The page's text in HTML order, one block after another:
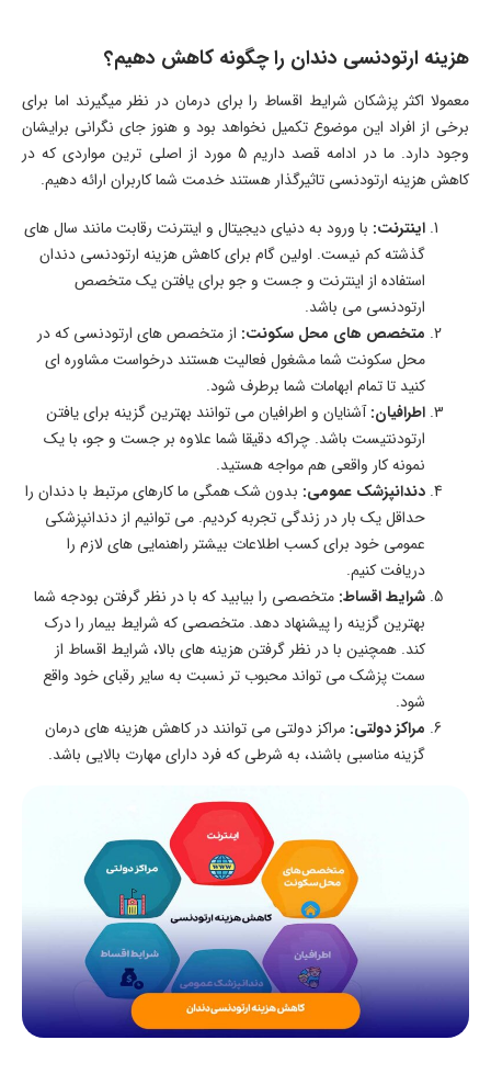
هزینه ارتودنسی دندان را چگونه کاهش دهیم؟
معمولا اکثر پزشکان شرایط اقساط را برای درمان در نظر میگیرند اما برای
برخی از افراد این موضوع تکمیل نخواهد بود و هنوز جای نگرانی برایشان
وجود دارد. ما در ادامه قصد داریم 5 مورد از اصلی ترین مواردی که در
کاهش هزینه ارتودنسی تاثیرگذار هستند خدمت شما کاربران ارائه دهیم.
اینترنت: با ورود به دنیای دیجیتال و اینترنت رقابت مانند سال های
گذشته کم نیست. اولین گام برای کاهش هزینه ارتودنسی دندان
استفاده از اینترنت و جست و جو برای یافتن یک متخصص
ارتودنسی می باشد.
متخصص های محل سکونت: از متخصص های ارتودنسی که در
محل سکونت شما مشغول فعالیت هستند درخواست مشاوره ای
کنید تا تمام ابهامات شما برطرف شود.
اطرافیان:آشنایان و اطرافیان می توانند بهترین گزینه برای یافتن
ارتودنتیست باشد. چراکه دقیقا شما علاوه بر جست و جو، با یک
نمونه کار واقعی هم مواجه هستید.
دندانپزشک عمومی: بدون شک همگی ما کارهای مرتبط با دندان را
حداقل یک بار در زندگی تجربه کردیم. می توانیم از دندانپزشکی
عمومی خود برای کسب اطلاعات بیشتر راهنمایی های لازم را
دریافت کنیم.
شرایط اقساط: متخصصی را بیابید که با در نظر گرفتن بودجه شما
بهترین گزینه را پیشنهاد دهد. متخصصی که شرایط بیمار را درک
کند. همچنین با در نظر گرفتن هزینه های بالا، شرایط اقساط از
سمت پزشک می تواند محبوب تر نسبت به سایر رقبای خود واقع
شود.
مراکز دولتی: مراکز دولتی می توانند در کاهش هزینه های درمان
گزینه مناسبی باشند، به شرطی که فرد دارای مهارت بالایی باشد.